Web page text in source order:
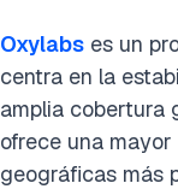
Oxylabs es un
centra en la
amplia cobertura
ofrece una
geográficas más